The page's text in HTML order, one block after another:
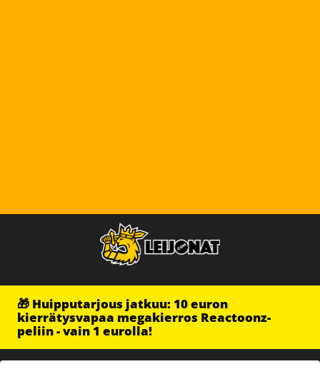
🎁 Huipputarjous jatkuu: 10 euron
kierrätysvapaa megakierros Reactoonz-
peliin - vain 1 eurolla!